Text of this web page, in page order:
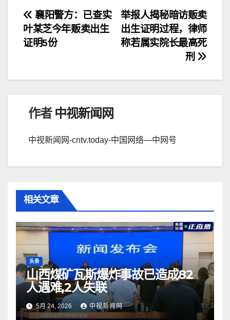
文
章
航
举报人揭秘暗访贩卖
出生证明过程，律师
称若属实院长最高死
刑
襄阳警方：已查实
叶某芝今年贩卖出生
证明5份
作者 中视新闻网
中视新闻网-cntv.today-中国网络—中网号
相关文章
头条
山西煤矿瓦斯爆炸事故已造成82
人遇难,2人失联
5月 24, 2026 中视新闻网